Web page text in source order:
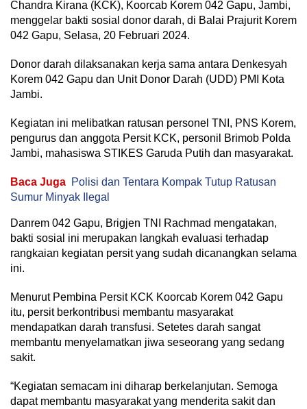
Chandra Kirana (KCK), Koorcab Korem 042 Gapu, Jambi,
menggelar bakti sosial donor darah, di Balai Prajurit Korem
042 Gapu, Selasa, 20 Februari 2024.
Donor darah dilaksanakan kerja sama antara Denkesyah
Korem 042 Gapu dan Unit Donor Darah (UDD) PMI Kota
Jambi.
Kegiatan ini melibatkan ratusan personel TNI, PNS Korem,
pengurus dan anggota Persit KCK, personil Brimob Polda
Jambi, mahasiswa STIKES Garuda Putih dan masyarakat.
Baca Juga Polisi dan Tentara Kompak Tutup Ratusan
Sumur Minyak Ilegal
Danrem 042 Gapu, Brigjen TNI Rachmad mengatakan,
bakti sosial ini merupakan langkah evaluasi terhadap
rangkaian kegiatan persit yang sudah dicanangkan selama
ini.
Menurut Pembina Persit KCK Koorcab Korem 042 Gapu
itu, persit berkontribusi membantu masyarakat
mendapatkan darah transfusi. Setetes darah sangat
membantu menyelamatkan jiwa seseorang yang sedang
sakit.
“Kegiatan semacam ini diharap berkelanjutan. Semoga
dapat membantu masyarakat yang menderita sakit dan